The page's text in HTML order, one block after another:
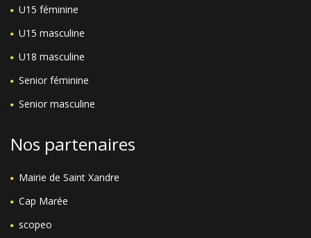
U15 féminine
U15 masculine
U18 masculine
Senior féminine
Senior masculine
Nos partenaires
Mairie de Saint Xandre
Cap Marée
scopeo